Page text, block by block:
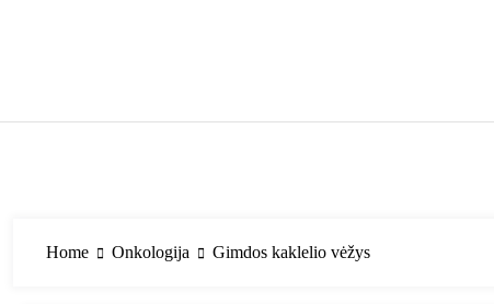
Home Onkologija Gimdos kaklelio vėžys